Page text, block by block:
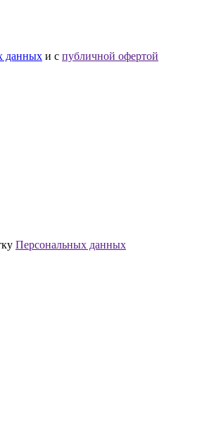
данных и с публичной офертой
Персональных данных